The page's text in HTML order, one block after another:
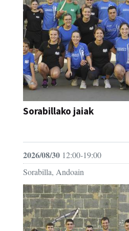
Sorabillako jaiak
2026/08/30 12:00-19:00
Sorabilla, Andoain